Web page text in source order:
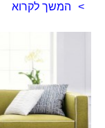
המשך לקרוא